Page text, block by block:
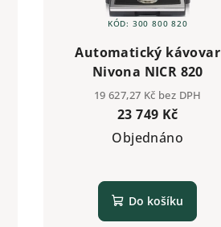
Automatický kávovar
Nivona NICR 820
19 627,27 Kč bez DPH
23 749 Kč
Objednáno
Do košíku
KÓD: 300 800 820